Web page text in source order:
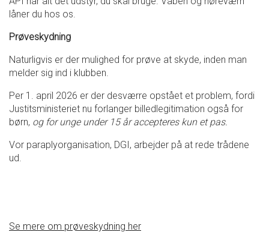
låner du hos os.
Prøveskydning
Naturligvis er der mulighed for prøve at skyde, inden man
melder sig ind i klubben.
Per 1. april 2026 er der desværre opstået et problem, fordi
Justitsministeriet nu forlanger billedlegitimation også for
børn, og for unge under 15 år accepteres kun et pas.
Vor paraplyorganisation, DGI, arbejder på at rede trådene
ud.
Se mere om prøveskydning her